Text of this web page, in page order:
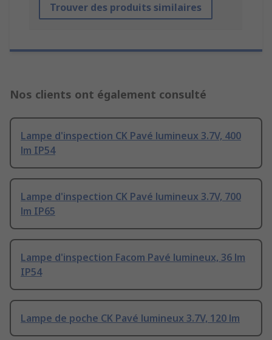
Trouver des produits similaires
Nos clients ont également consulté
Lampe d'inspection CK Pavé lumineux 3.7V, 400
lm IP54
Lampe d'inspection CK Pavé lumineux 3.7V, 700
lm IP65
Lampe d'inspection Facom Pavé lumineux, 36 lm
IP54
Lampe de poche CK Pavé lumineux 3.7V, 120 lm